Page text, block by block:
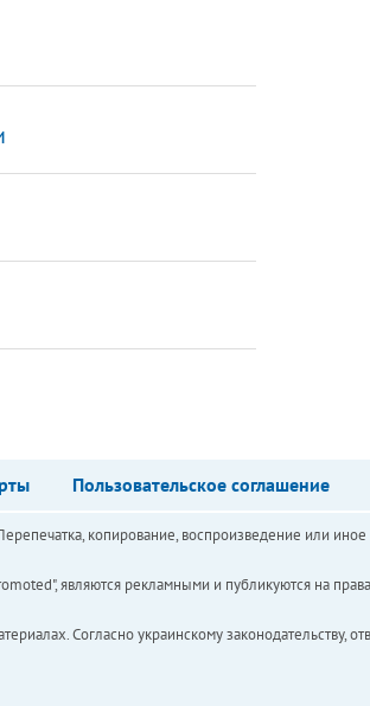
Пользовательское соглашение
копирование, воспроизведение или
являются рекламными и публикуются на
Согласно украинскому законодательству,